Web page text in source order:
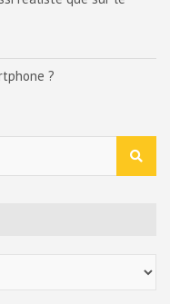
?